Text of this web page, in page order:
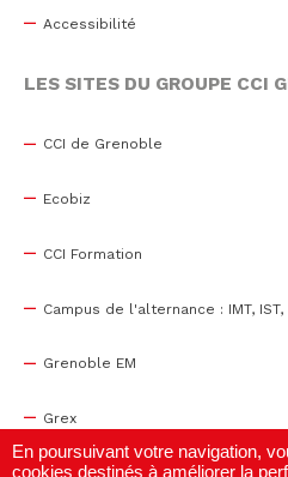
Accessibilité
LES SITES DU GROUPE CCI
CCI de Grenoble
Ecobiz
CCI Formation
Campus de l'alternance : IMT, IST,
Grenoble EM
Grex
WTC Grenoble
En poursuivant votre navigation,
cookies destinés à améliorer la